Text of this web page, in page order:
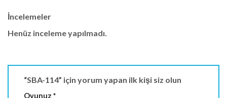
İncelemeler
Henüz inceleme yapılmadı.
“SBA-114” için yorum yapan ilk kişi siz olun
Oyunuz *